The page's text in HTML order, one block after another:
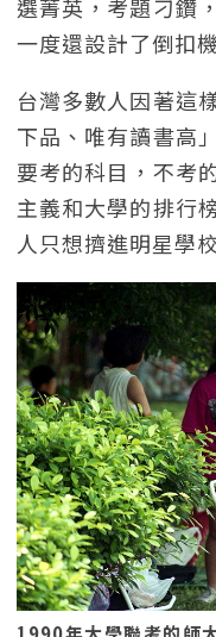
選菁英，考題刁鑽
一度還設計了倒扣
台灣多數人因著這
下品、唯有讀書高
要考的科目，不考
主義和大學的排行
人只想擠進明星學